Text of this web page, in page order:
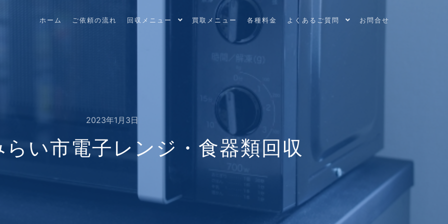
ホーム ご依頼の流れ 回収メニュー 買取メニュー 各種料金 よくあるご質問 お問合せ
2023年1月3日
い市電子レンジ・食器類回収